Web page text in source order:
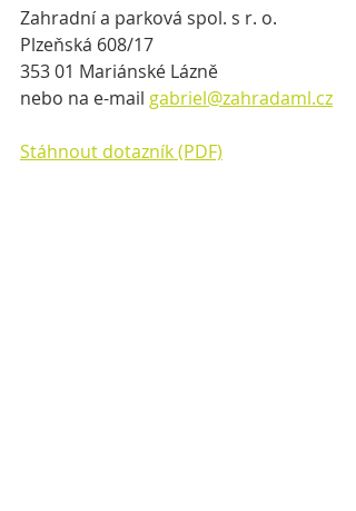
Zahradní a parková spol. s r. o.
Plzeňská 608/17
353 01 Mariánské Lázně
nebo na e-mail gabriel@zahradaml.cz
Stáhnout dotazník (PDF)